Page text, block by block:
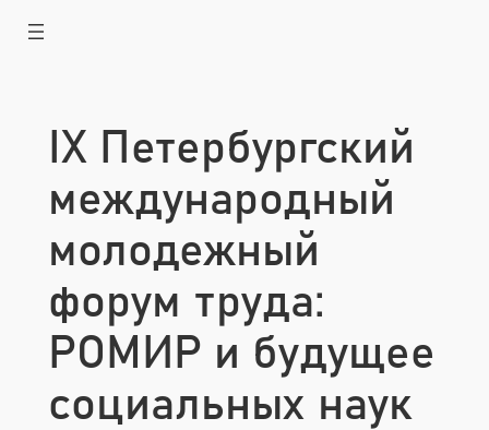
Перейти
IX Петербургский
международный
молодежный
форум труда:
РОМИР и будущее
социальных наук